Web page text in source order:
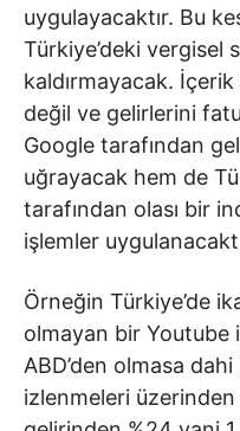
uygulayacaktır. Bu
Türkiye’deki vergisel
kaldırmayacak.
değil ve gelirlerini
Google tarafından
uğrayacak hem de
tarafından olası bir
işlemler
Örneğin Türkiye’de
olmayan bir Youtube
ABD’den olmasa
izlenmeleri